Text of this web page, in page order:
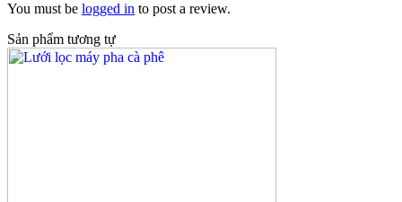
You must be logged in to post a review.
Sản phẩm tương tự